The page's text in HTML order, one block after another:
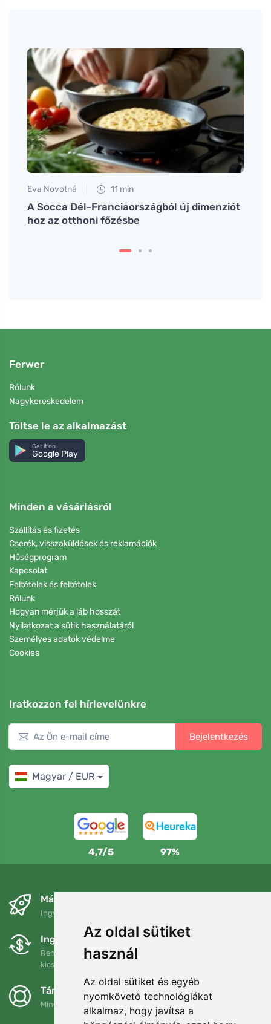
Az oldal sütiket
használ
Az oldal sütiket és egyéb
nyomkövető technológiákat
alkalmaz, hogy javítsa a
Eva Novotná 11 min
A Socca Dél-Franciaországból új dimenziót
hoz az otthoni főzésbe
Ferwer
Rólunk
Nagykereskedelem
Töltse le az alkalmazást
Get it on
Google Play
Minden a vásárlásról
Szállítás és fizetés
Cserék, visszaküldések és reklamációk
Hűségprogram
Kapcsolat
Feltételek és feltételek
Rólunk
Hogyan mérjük a láb hosszát
Nyilatkozat a sütik használatáról
Személyes adatok védelme
Cookies
Iratkozzon fel hírlevelünkre
Bejelentkezés
Magyar / EUR
4,7/5 97%
Másnapra és ingyenesen
Ingyenes szállítás a következő összeg felett: 80 EUR
Ingyenes csere és visszaküldés
Rendelését 90 napon belül bármikor visszaküldheti vagy
kicserélheti.
Támogatjuk a Trees.org-ot
Minden megrendelésért ültetünk egy fát! Bővebben